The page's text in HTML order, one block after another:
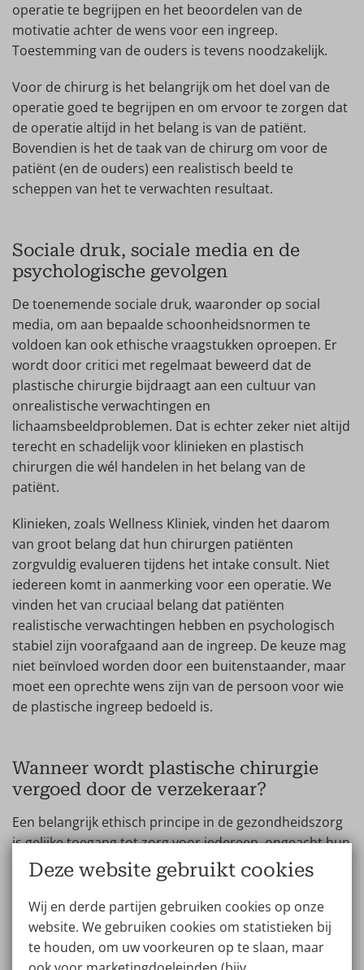
operatie te begrijpen en het beoordelen van de
motivatie achter de wens voor een ingreep.
Toestemming van de ouders is tevens noodzakelijk.
Voor de chirurg is het belangrijk om het doel van de
operatie goed te begrijpen en om ervoor te zorgen dat
de operatie altijd in het belang is van de patiënt.
Bovendien is het de taak van de chirurg om voor de
patiënt (en de ouders) een realistisch beeld te
scheppen van het te verwachten resultaat.
Sociale druk, sociale media en de
psychologische gevolgen
De toenemende sociale druk, waaronder op social
media, om aan bepaalde schoonheidsnormen te
voldoen kan ook ethische vraagstukken oproepen. Er
wordt door critici met regelmaat beweerd dat de
plastische chirurgie bijdraagt aan een cultuur van
onrealistische verwachtingen en
lichaamsbeeldproblemen. Dat is echter zeker niet altijd
terecht en schadelijk voor klinieken en plastisch
chirurgen die wél handelen in het belang van de
patiënt.
Klinieken, zoals Wellness Kliniek, vinden het daarom
van groot belang dat hun chirurgen patiënten
zorgvuldig evalueren tijdens het intake consult. Niet
iedereen komt in aanmerking voor een operatie. We
vinden het van cruciaal belang dat patiënten
realistische verwachtingen hebben en psychologisch
stabiel zijn voorafgaand aan de ingreep. De keuze mag
niet beïnvloed worden door een buitenstaander, maar
moet een oprechte wens zijn van de persoon voor wie
de plastische ingreep bedoeld is.
Wanneer wordt plastische chirurgie
vergoed door de verzekeraar?
Een belangrijk ethisch principe in de gezondheidszorg
is gelijke toegang tot zorg voor iedereen, ongeacht hun
financiële situatie. Plastische chirurgie voor esthetische
redenen wordt meestal niet vergoed en kan kostbaar
zijn, waardoor het voor sommige mensen moeilijk
toegankelijk is. Dit roept soms vragen op over de
rechtvaardigheid en eerlijke verdeling van middelen.
Deze website gebruikt cookies
Wij en derde partijen gebruiken cookies op onze
website. We gebruiken cookies om statistieken bij
te houden, om uw voorkeuren op te slaan, maar